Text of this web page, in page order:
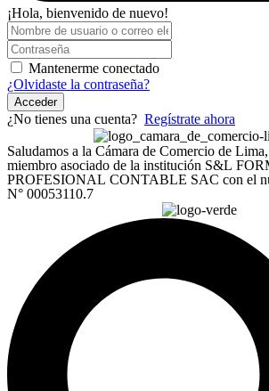
¡Hola, bienvenido de nuevo!
Mantenerme conectado
¿Olvidaste la contraseña?
Acceder
¿No tienes una cuenta? Regístrate ahora
Saludamos a la Cámara de Comercio de
miembro asociado de la institución S&L
PROFESIONAL CONTABLE SAC con el
N° 00053110.7